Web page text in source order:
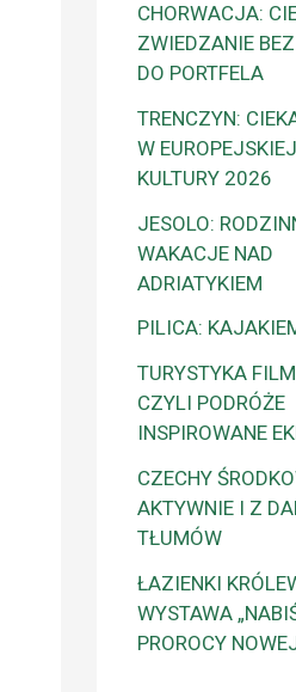
CHORWACJA:
ZWIEDZANIE
DO PORTFELA
TRENCZYN:
W
KULTURY 2026
JESOLO:
WAKACJE NAD
ADRIATYKIEM
PILICA:
TURYSTYKA
CZYLI PODRÓŻE
INSPIROWANE
CZECHY
AKTYWNIE I Z
TŁUMÓW
ŁAZIENKI
WYSTAWA
PROROCY